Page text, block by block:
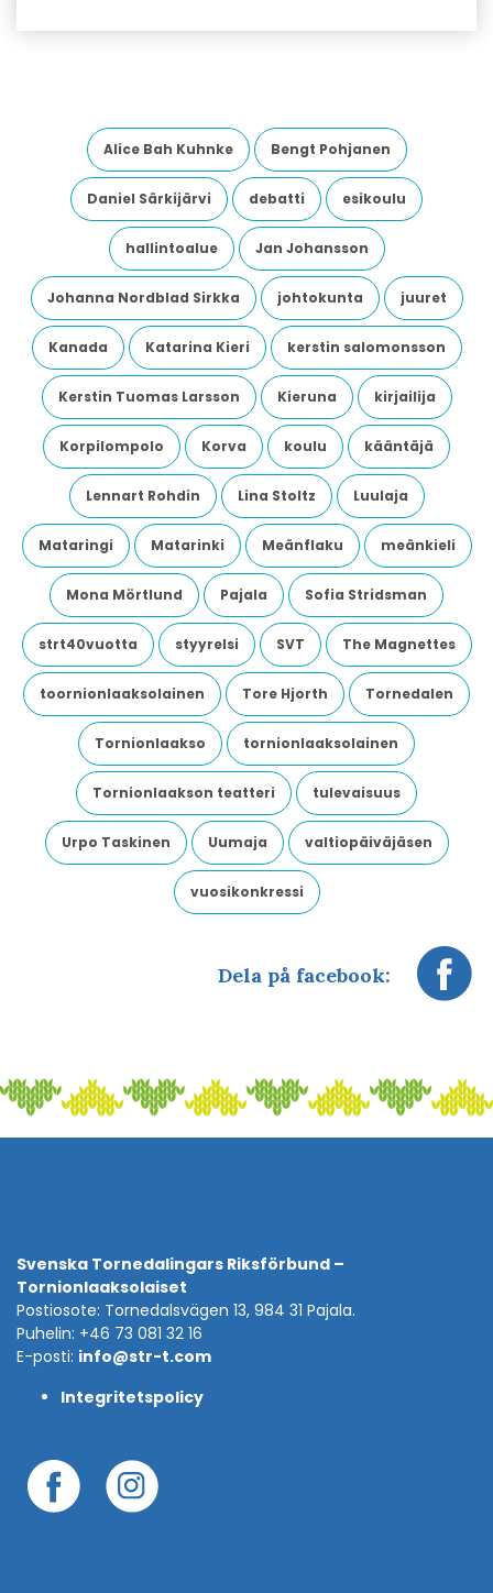
Alice Bah Kuhnke Bengt Pohjanen
Daniel Särkijärvi debatti esikoulu
hallintoalue Jan Johansson
Johanna Nordblad Sirkka johtokunta juuret
Kanada Katarina Kieri kerstin salomonsson
Kerstin Tuomas Larsson Kieruna kirjailija
Korpilompolo Korva koulu kääntäjä
Lennart Rohdin Lina Stoltz Luulaja
Mataringi Matarinki Meänflaku meänkieli
Mona Mörtlund Pajala Sofia Stridsman
strt40vuotta styyrelsi SVT The Magnettes
toornionlaaksolainen Tore Hjorth Tornedalen
Tornionlaakso tornionlaaksolainen
Tornionlaakson teatteri tulevaisuus
Urpo Taskinen Uumaja valtiopäiväjäsen
vuosikonkressi
Dela på facebook:
Svenska Tornedalingars Riksförbund –
Tornionlaaksolaiset
Postiosote: Tornedalsvägen 13, 984 31 Pajala.
Puhelin: +46 73 081 32 16
E-posti: info@str-t.com
Integritetspolicy